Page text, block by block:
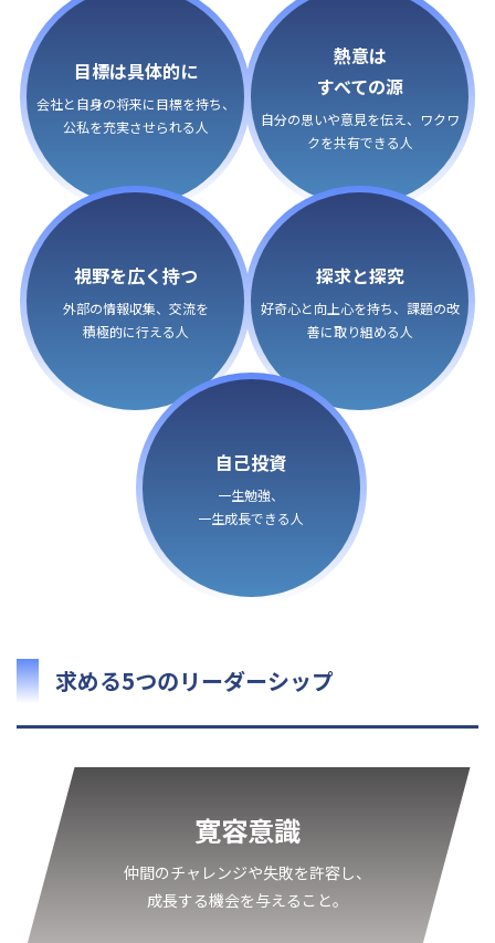
目標は具体的に
会社と自身の将来に目標を持ち、
公私を充実させられる人
熱意は
すべての源
自分の思いや意見を伝え、
ワクワ
クを共有できる人
視野を広く持つ
外部の情報収集、交流を
積極的に行える人
探求と探究
好奇心と向上心を持ち、 課題の改
善に取り組める人
自己投資
一生勉強、
一生成長できる人
求める5つのリーダーシップ
寛容意識
仲間のチャレンジや失敗を許容し、
成長する機会を与えること。